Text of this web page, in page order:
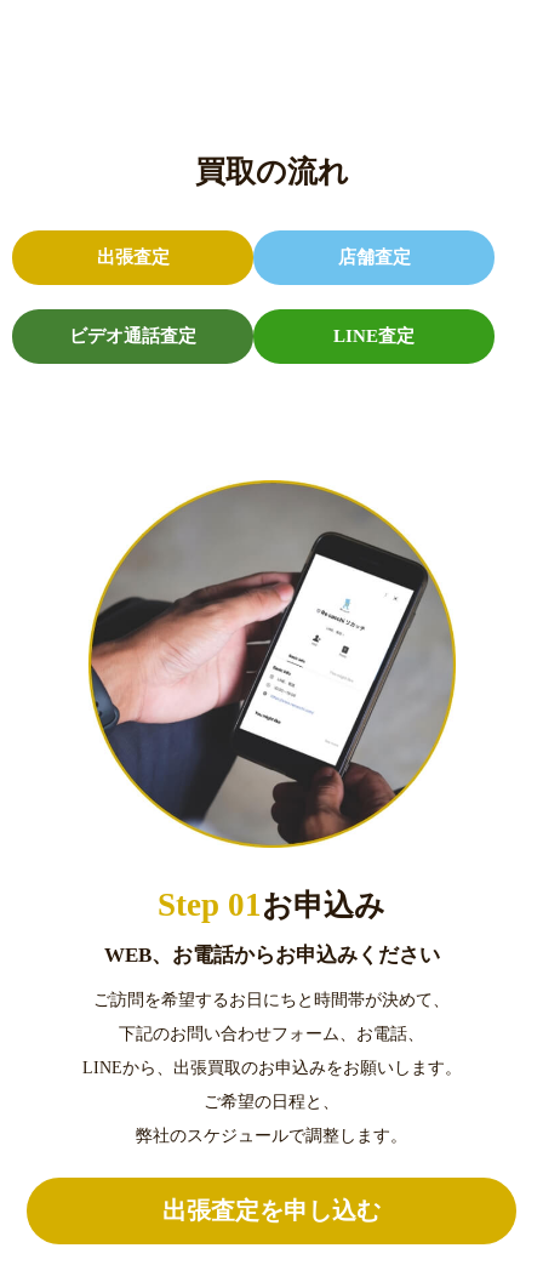
買取の流れ
出張査定 店舗査定
ビデオ通話査定 LINE査定
Step 01お申込み
WEB、お電話からお申込みください
ご訪問を希望するお日にちと時間帯が決めて、
下記のお問い合わせフォーム、お電話、
LINEから、出張買取のお申込みをお願いします。
ご希望の日程と、
弊社のスケジュールで調整します。
出張査定を申し込む